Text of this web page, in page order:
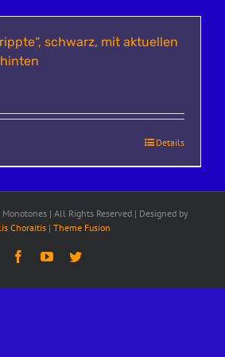
schwarz, mit aktuellen
Details
| All Rights Reserved | Designed by
Choraitis | Theme Fusion
FacebookYouTubeTwitter